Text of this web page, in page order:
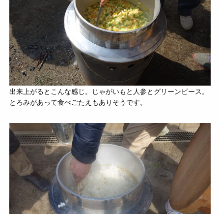
出来上がるとこんな感じ。じゃがいもと人参とグリーンピース。
とろみがあって食べごたえもありそうです。